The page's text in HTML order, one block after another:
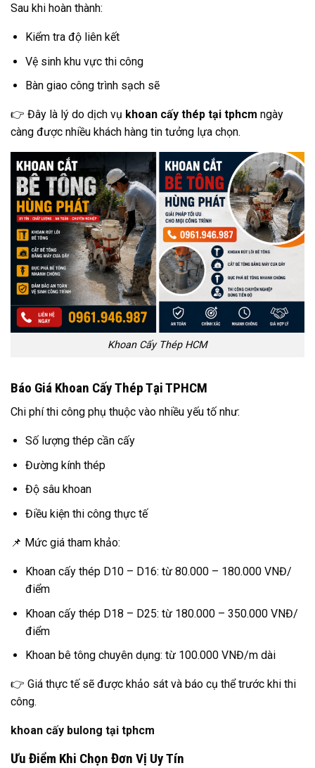
Sau khi hoàn thành:
Kiểm tra độ liên kết
Vệ sinh khu vực thi công
Bàn giao công trình sạch sẽ
👉 Đây là lý do dịch vụ khoan cấy thép tại tphcm ngày
càng được nhiều khách hàng tin tưởng lựa chọn.
Khoan Cấy Thép HCM
Báo Giá Khoan Cấy Thép Tại TPHCM
Chi phí thi công phụ thuộc vào nhiều yếu tố như:
Số lượng thép cần cấy
Đường kính thép
Độ sâu khoan
Điều kiện thi công thực tế
📌 Mức giá tham khảo:
Khoan cấy thép D10 – D16: từ 80.000 – 180.000 VNĐ/
điểm
Khoan cấy thép D18 – D25: từ 180.000 – 350.000 VNĐ/
điểm
Khoan bê tông chuyên dụng: từ 100.000 VNĐ/m dài
👉 Giá thực tế sẽ được khảo sát và báo cụ thể trước khi thi
công.
khoan cấy bulong tại tphcm
Ưu Điểm Khi Chọn Đơn Vị Uy Tín